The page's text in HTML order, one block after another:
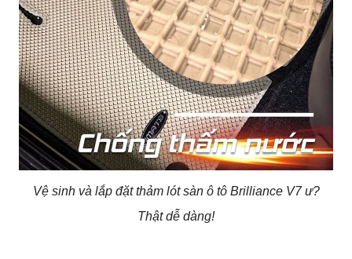
Vệ sinh và lắp đặt thảm lót sàn ô tô Brilliance V7 ư?
Thật dễ dàng!